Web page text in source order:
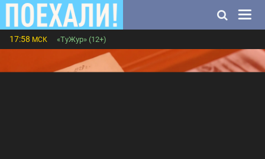
17:58 МСК «ТуЖур» (12+)